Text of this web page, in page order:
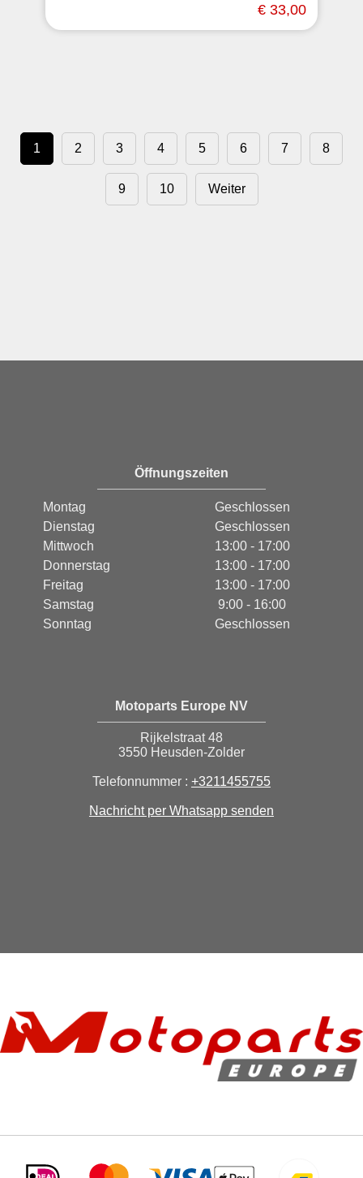
€ 33,00
1 2 3 4 5 6 7 8
9 10 Weiter
Öffnungszeiten
Montag
Geschlossen
Dienstag
Geschlossen
Mittwoch
13:00 - 17:00
Donnerstag
13:00 - 17:00
Freitag
13:00 - 17:00
Samstag
9:00 - 16:00
Sonntag
Geschlossen
Motoparts Europe NV
Rijkelstraat 48
3550 Heusden-Zolder
Telefonnummer : +3211455755
Nachricht per Whatsapp senden